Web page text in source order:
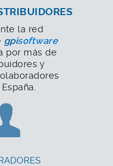
la red
gpisoftware
por más de
y